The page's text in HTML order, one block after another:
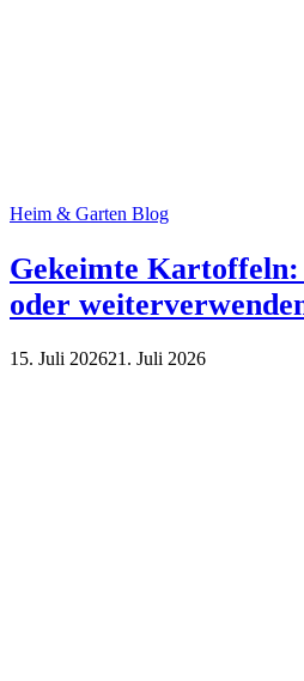
Heim & Garten Blog
Gekeimte Kartoffeln:
oder
15. Juli 202621. Juli 2026